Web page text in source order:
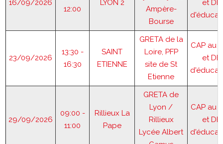
16/09/2026
12:00
LYON 2
Ampère-
Bourse
et DE
23/09/2026
13:30 -
16:30
SAINT
ETIENNE
GRETA de la
Loire, PFP
site de St
Etienne
CAP au
et DE
29/09/2026
09:00 -
11:00
Rillieux La
Pape
GRETA de
Lyon /
Rillieux
Lycée Albert
CAP au
et DE